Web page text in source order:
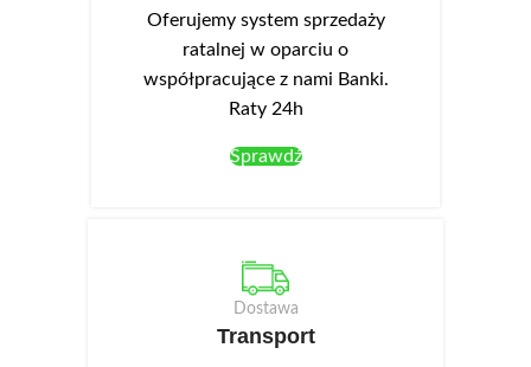
front akrylowy. Mała szafka
front akrylowy. Pojemna szafka
wyspowa DW 6.
Oferujemy system sprzedaży
ratalnej w oparciu o
współpracujące z nami Banki.
Raty 24h
Sprawdź
Dostawa
Transport